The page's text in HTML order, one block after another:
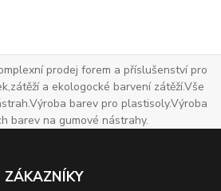
prodej forem a příslušenství pro
a ekologocké barvení zátěží.Vše
barev pro plastisoly.Výroba
barev na gumové nástrahy.
ZÁKAZNÍKY